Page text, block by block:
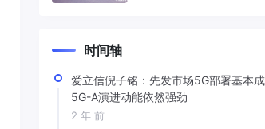
时间轴
爱立信倪子铭：先发市场5G部署基本
5G-A演进动能依然强劲
2 年 前